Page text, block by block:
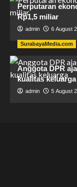
Perputaran
Rp1,5 miliar
admin 6 August
SurabayaMedia.com
Anggota DPR
kualitas keluarga
admin 5 August